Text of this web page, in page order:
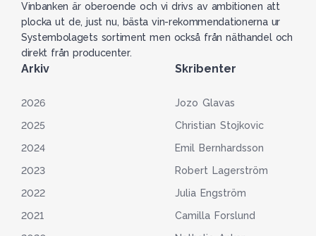
Vinbanken är oberoende och vi drivs av ambitionen att
plocka ut de, just nu, bästa vin-rekommendationerna ur
Systembolagets sortiment men också från näthandel och
direkt från producenter.
Arkiv
2026
2025
2024
2023
2022
2021
Skribenter
Jozo Glavas
Christian Stojkovic
Emil Bernhardsson
Robert Lagerström
Julia Engström
Camilla Forslund